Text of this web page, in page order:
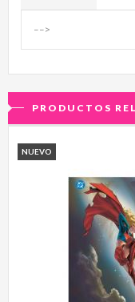
-->
PRODUCTOS
NUEVO